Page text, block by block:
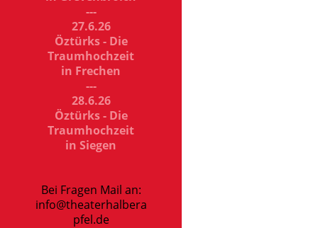
---
27.6.26
Öztürks - Die
Traumhochzeit
in Frechen
---
28.6.26
Öztürks - Die
Traumhochzeit
in Siegen
Bei Fragen Mail an:
info@theaterhalbera
pfel.de